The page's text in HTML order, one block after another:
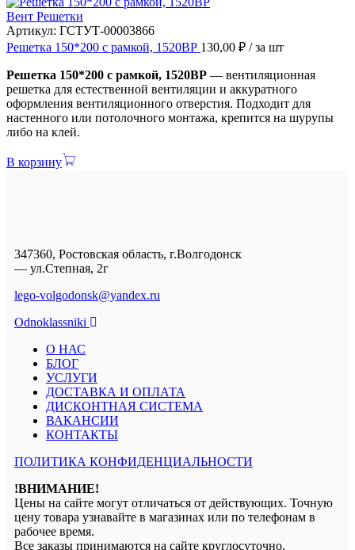
Вент Решетки
Артикул: ГСТУТ-00003866
Решетка 150*200 с рамкой, 1520ВР 130,00 ₽ / за шт
Решетка 150*200 с рамкой, 1520ВР — вентиляционная
решетка для естественной вентиляции и аккуратного
оформления вентиляционного отверстия. Подходит для
настенного или потолочного монтажа, крепится на шурупы
либо на клей.
В корзину
347360, Ростовская область, г.Волгодонск
— ул.Степная, 2г
lego-volgodonsk@yandex.ru
Odnoklassniki
О НАС
БЛОГ
УСЛУГИ
ДОСТАВКА И ОПЛАТА
ДИСКОНТНАЯ СИСТЕМА
ВАКАНСИИ
КОНТАКТЫ
ПОЛИТИКА КОНФИДЕНЦИАЛЬНОСТИ
!ВНИМАНИЕ!
Цены на сайте могут отличаться от действующих. Точную
цену товара узнавайте в магазинах или по телефонам в
рабочее время.
Все заказы принимаются на сайте круглосуточно,